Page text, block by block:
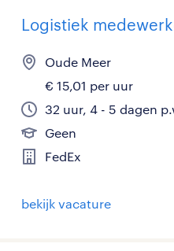
Logistiek
Oude Meer
€ 15,01 per uur
32 uur, 4 - 5 dagen
Geen
FedEx
bekijk vacature